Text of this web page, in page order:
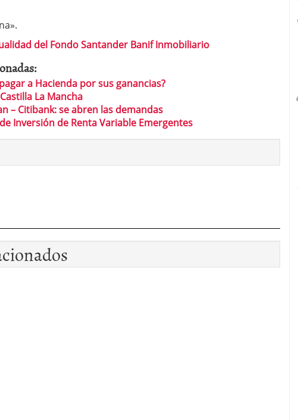
del Fondo Santander Banif Inmobiliario
a Hacienda por sus ganancias?
La Mancha
– Citibank: se abren las demandas
Inversión de Renta Variable Emergentes